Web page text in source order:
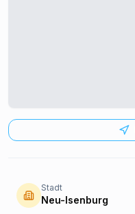
Stadt
Neu-Isenburg